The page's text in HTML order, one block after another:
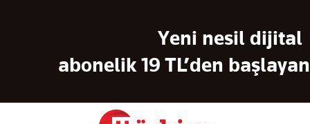
Yeni nesil dijital
abonelik 19 TL’den
Amerika
İsrail-Gazze
Yemek
Aktüel
Sinema
Kitap